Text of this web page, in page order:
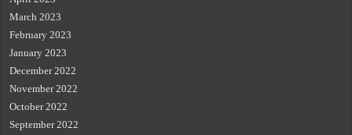
March 2023
February 2023
January 2023
December 2022
November 2022
October 2022
September 2022